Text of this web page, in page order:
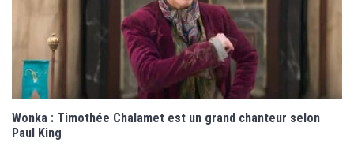
Wonka : Timothée Chalamet est un grand chanteur selon
Paul King